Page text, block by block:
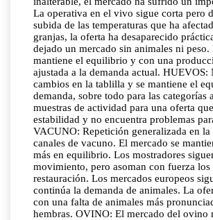
La operativa en el vivo sigue corta pero
subida de las temperaturas que ha
granjas, la oferta ha desaparecido
dejado un mercado sin animales ni peso.
mantiene el equilibrio y con una
ajustada a la demanda actual. HUEVOS:
cambios en la tablilla y se mantiene el
demanda, sobre todo para las categorías
muestras de actividad para una oferta
estabilidad y no encuentra problemas
VACUNO: Repetición generalizada en
canales de vacuno. El mercado se
más en equilibrio. Los mostradores
movimiento, pero asoman con fuerza los
restauración. Los mercados europeos
continúa la demanda de animales. La
con una falta de animales más
hembras. OVINO: El mercado del ovino